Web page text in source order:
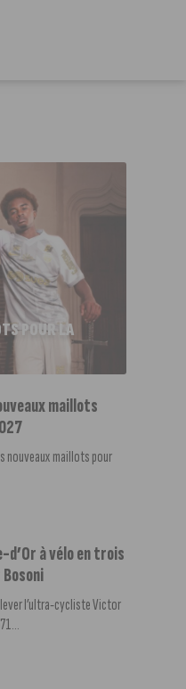
POUR LA
maillots
nouveaux maillots pour
d’Or à vélo en trois
l’ultra-cycliste Victor